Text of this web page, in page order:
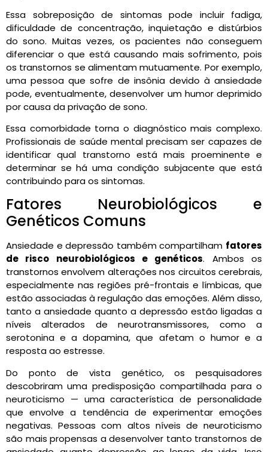
Essa sobreposição de sintomas pode incluir fadiga,
dificuldade de concentração, inquietação e distúrbios
do sono. Muitas vezes, os pacientes não conseguem
diferenciar o que está causando mais sofrimento, pois
os transtornos se alimentam mutuamente. Por exemplo,
uma pessoa que sofre de insônia devido à ansiedade
pode, eventualmente, desenvolver um humor deprimido
por causa da privação de sono.
Essa comorbidade torna o diagnóstico mais complexo.
Profissionais de saúde mental precisam ser capazes de
identificar qual transtorno está mais proeminente e
determinar se há uma condição subjacente que está
contribuindo para os sintomas.
Fatores Neurobiológicos e
Genéticos Comuns
Ansiedade e depressão também compartilham fatores
de risco neurobiológicos e genéticos. Ambos os
transtornos envolvem alterações nos circuitos cerebrais,
especialmente nas regiões pré-frontais e límbicas, que
estão associadas à regulação das emoções. Além disso,
tanto a ansiedade quanto a depressão estão ligadas a
níveis alterados de neurotransmissores, como a
serotonina e a dopamina, que afetam o humor e a
resposta ao estresse.
Do ponto de vista genético, os pesquisadores
descobriram uma predisposição compartilhada para o
neuroticismo — uma característica de personalidade
que envolve a tendência de experimentar emoções
negativas. Pessoas com altos níveis de neuroticismo
são mais propensas a desenvolver tanto transtornos de